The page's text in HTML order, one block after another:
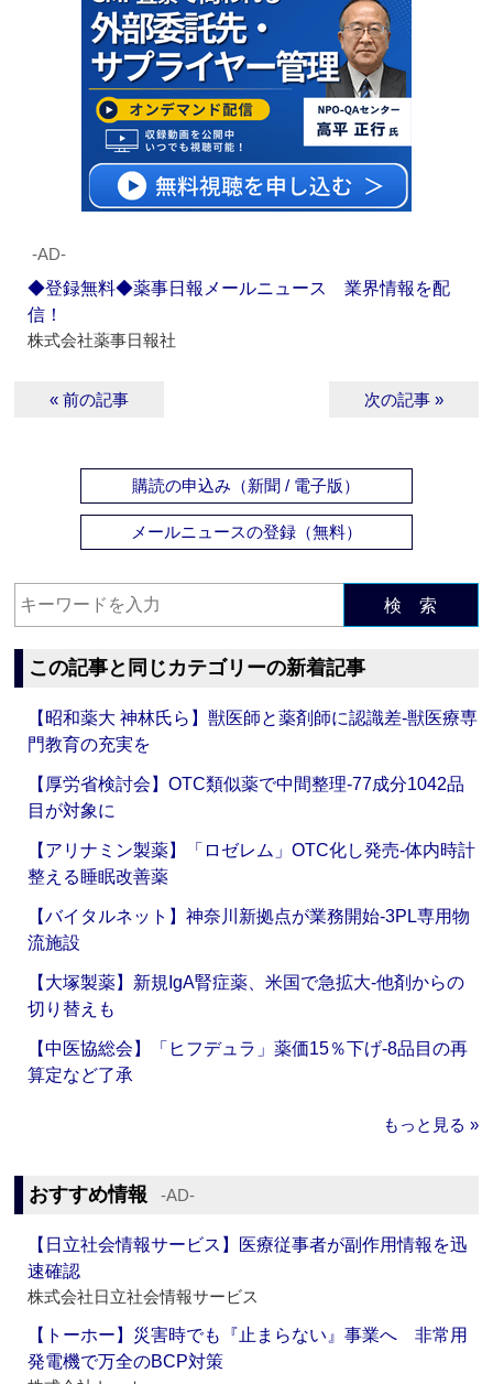
‐AD‐
◆登録無料◆薬事日報メールニュース 業界情報を配
信！
株式会社薬事日報社
« 前の記事 次の記事 »
購読の申込み（新聞 / 電子版）
メールニュースの登録（無料）
検 索
この記事と同じカテゴリーの新着記事
【昭和薬大 神林氏ら】獣医師と薬剤師に認識差‐獣医療専
門教育の充実を
【厚労省検討会】OTC類似薬で中間整理‐77成分1042品
目が対象に
【アリナミン製薬】「ロゼレム」OTC化し発売‐体内時計
整える睡眠改善薬
【バイタルネット】神奈川新拠点が業務開始‐3PL専用物
流施設
【大塚製薬】新規IgA腎症薬、米国で急拡大‐他剤からの
切り替えも
【中医協総会】「ヒフデュラ」薬価15％下げ‐8品目の再
算定など了承
もっと見る »
おすすめ情報 ‐AD‐
【日立社会情報サービス】医療従事者が副作用情報を迅
速確認
株式会社日立社会情報サービス
【トーホー】災害時でも『止まらない』事業へ 非常用
発電機で万全のBCP対策